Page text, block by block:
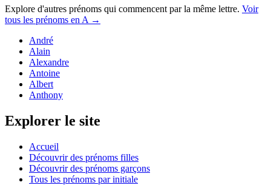
Explore d'autres prénoms qui commencent par la même lettre. Voir
tous les prénoms en A →
André
Alain
Alexandre
Antoine
Albert
Anthony
Explorer le site
Accueil
Découvrir des prénoms filles
Découvrir des prénoms garçons
Tous les prénoms par initiale